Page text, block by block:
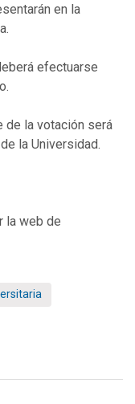
en la
efectuarse
de la votación será
la Universidad.
la web de